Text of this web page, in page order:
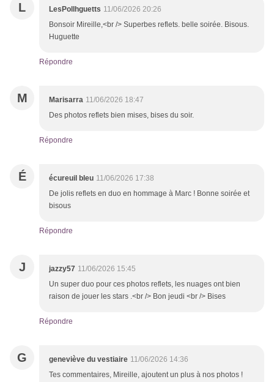
L LesPollhguetts 11/06/2026 20:26
Bonsoir Mireille,<br /> Superbes reflets. belle soirée. Bisous.
Huguette
Répondre
M Marisarra 11/06/2026 18:47
Des photos reflets bien mises, bises du soir.
Répondre
É écureuil bleu 11/06/2026 17:38
De jolis reflets en duo en hommage à Marc ! Bonne soirée et
bisous
Répondre
J jazzy57 11/06/2026 15:45
Un super duo pour ces photos reflets, les nuages ont bien
raison de jouer les stars .<br /> Bon jeudi <br /> Bises
Répondre
G geneviève du vestiaire 11/06/2026 14:36
Tes commentaires, Mireille, ajoutent un plus à nos photos !